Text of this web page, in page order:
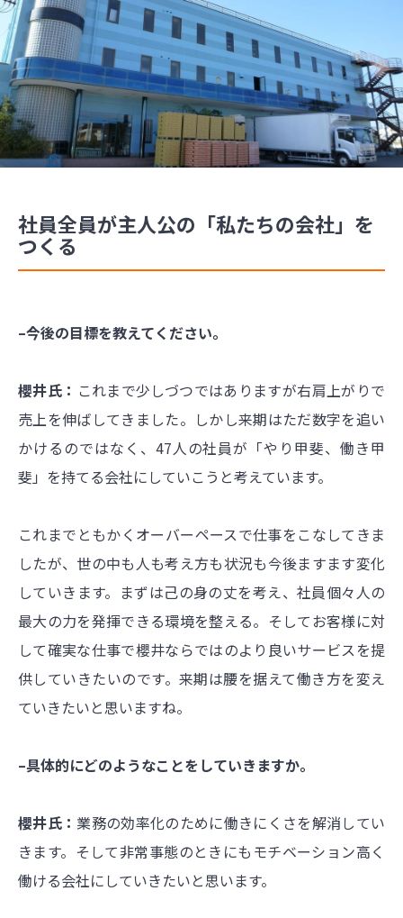
社員全員が主人公の「私たちの会社」を
つくる
–今後の目標を教えてください。
櫻井氏： これまで少しづつではありますが右肩上がりで
売上を伸ばしてきました。しかし来期はただ数字を追い
かけるのではなく、47人の社員が「やり甲斐、働き甲
斐」を持てる会社にしていこうと考えています。
これまでともかくオーバーペースで仕事をこなしてきま
したが、世の中も人も考え方も状況も今後ますます変化
していきます。まずは己の身の丈を考え、社員個々人の
最大の力を発揮できる環境を整える。そしてお客様に対
して確実な仕事で櫻井ならではのより良いサービスを提
供していきたいのです。来期は腰を据えて働き方を変え
ていきたいと思いますね。
–具体的にどのようなことをしていきますか。
櫻井氏： 業務の効率化のために働きにくさを解消してい
きます。そして非常事態のときにもモチベーション高く
働ける会社にしていきたいと思います。